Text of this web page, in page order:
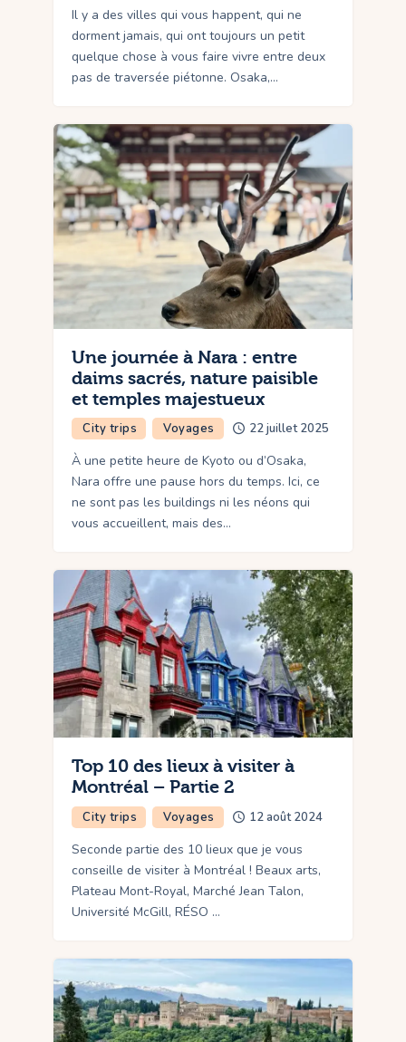
Il y a des villes qui vous happent, qui ne
dorment jamais, qui ont toujours un petit
quelque chose à vous faire vivre entre deux
pas de traversée piétonne. Osaka,…
Une journée à Nara : entre
daims sacrés, nature paisible
et temples majestueux
City trips Voyages 22 juillet 2025
À une petite heure de Kyoto ou d’Osaka,
Nara offre une pause hors du temps. Ici, ce
ne sont pas les buildings ni les néons qui
vous accueillent, mais des…
Top 10 des lieux à visiter à
Montréal – Partie 2
City trips Voyages 12 août 2024
Seconde partie des 10 lieux que je vous
conseille de visiter à Montréal ! Beaux arts,
Plateau Mont-Royal, Marché Jean Talon,
Université McGill, RÉSO …